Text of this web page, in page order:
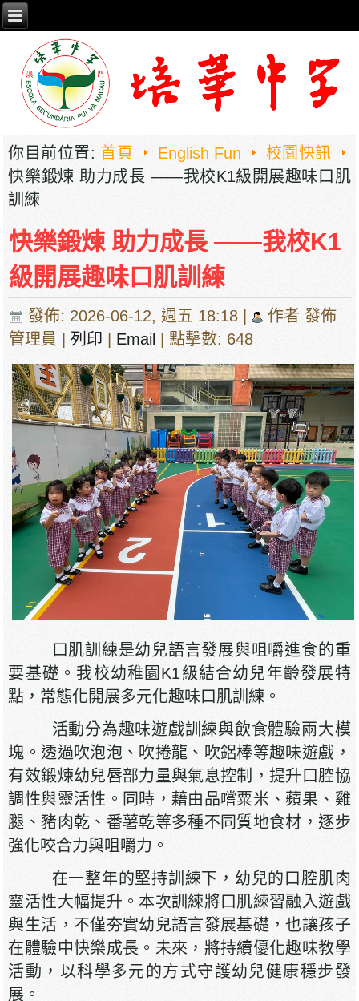
你目前位置: 首頁 English Fun
校園快訊
快樂鍛煉 助力成長 ——我校K1級開展趣味口肌
訓練
快樂鍛煉 助力成長 ——我校K1
級開展趣味口肌訓練
發佈: 2026-06-12, 週五 18:18 |
作者 發佈
管理員
|列印 Email | 點擊數: 648
口肌訓練是幼兒語言發展與咀嚼進食的重
要基礎。我校幼稚園K1級結合幼兒年齡發展特
點，常態化開展多元化趣味口肌訓練。
活動分為趣味遊戲訓練與飲食體驗兩大模
塊。透過吹泡泡、吹捲龍、吹鋁棒等趣味遊戲，
有效鍛煉幼兒唇部力量與氣息控制，提升口腔協
調性與靈活性。同時，藉由品嚐粟米、蘋果、雞
腿、豬肉乾、番薯乾等多種不同質地食材，逐步
強化咬合力與咀嚼力。
在一整年的堅持訓練下，幼兒的口腔肌肉
靈活性大幅提升。本次訓練將口肌練習融入遊戲
與生活，不僅夯實幼兒語言發展基礎，也讓孩子
在體驗中快樂成長。未來，將持續優化趣味教學
活動，以科學多元的方式守護幼兒健康穩步發
展。